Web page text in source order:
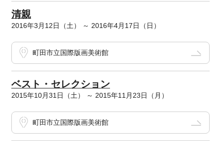
清親
2016年3月12日（土） ～ 2016年4月17日（日）
町田市立国際版画美術館
ベスト・セレクション
2015年10月31日（土） ～ 2015年11月23日（月）
町田市立国際版画美術館